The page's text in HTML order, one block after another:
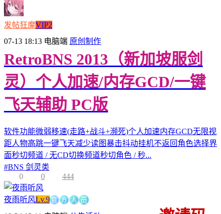
发帖狂魔VIP2
07-13 18:13 电脑端 原创制作
RetroBNS 2013（新加坡服剑
灵）个人加速/内存GCD/一键
飞天辅助 PC版
软件功能微弱移速(走路+战斗+濒死)个人加速内存GCD无限视
距人物高跳一键飞天减少读图暴击抖动挂机不返回角色选择界
面秒切频道 / 无CD切换频道秒切角色 / 秒...
#BNS 剑灵类
0
0 444
夜雨听风Lv.9官方人员